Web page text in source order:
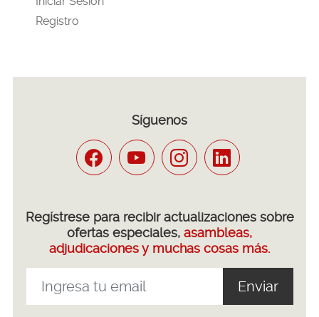
Registro
Síguenos
Regístrese para recibir actualizaciones sobre
ofertas especiales, asambleas,
adjudicaciones y muchas cosas más.
Enviar